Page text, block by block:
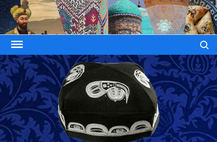
Skip
to
content